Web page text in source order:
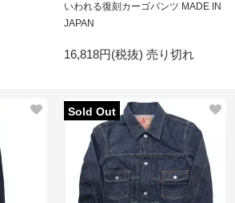
いわれる復刻カーゴパンツ MADE IN
JAPAN
16,818円(税抜) 売り切れ
Sold Out